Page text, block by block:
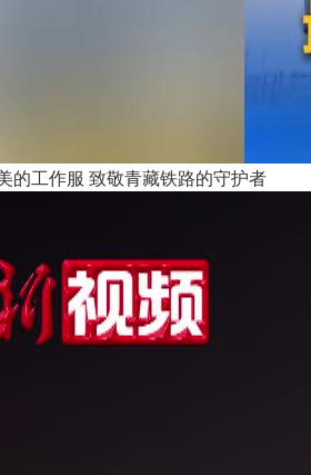
的工作服 致敬青藏铁路的守护者